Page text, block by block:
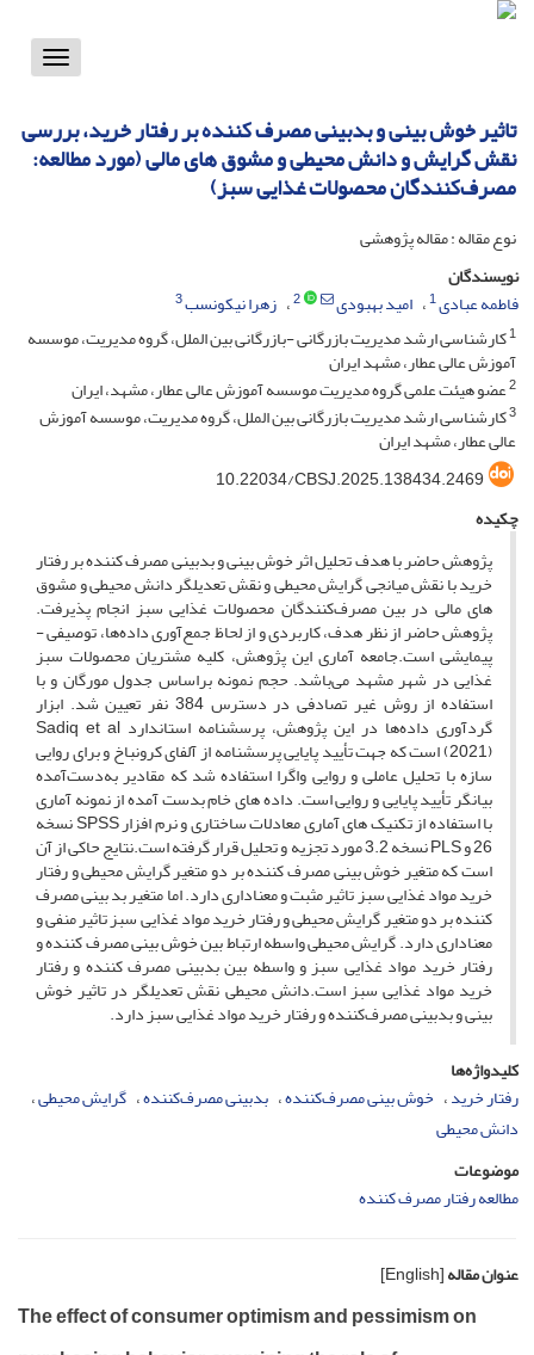
Toggle
تاثیر خوش بینی و بدبینی مصرف کننده بر رفتار خرید، بررسی
نقش گرایش و دانش محیطی و مشوق های مالی (مورد مطالعه:
مصرف‌کنندگان محصولات غذایی سبز)
نوع مقاله : مقاله پژوهشی
نویسندگان
فاطمه عبادی1 امید بهبودی 2 زهرا نیکونسب3
1کارشناسی ارشد مدیریت بازرگانی -بازرگانی بین الملل، گروه مدیریت، موسسه
آموزش عالی عطار، مشهد ایران
2عضو هیئت علمی گروه مدیریت موسسه آموزش عالی عطار، مشهد، ایران
3کارشناسی ارشد مدیریت بازرگانی بین الملل، گروه مدیریت، موسسه آموزش
عالی عطار، مشهد ایران
10.22034/CBSJ.2025.138434.2469
چکیده
پژوهش حاضر با هدف تحلیل اثر خوش بینی و بدبینی مصرف کننده بر رفتار
خرید با نقش میانجی گرایش محیطی و نقش تعدیلگر دانش محیطی و مشوق
های مالی در بین مصرف‌کنندگان محصولات غذایی سبز انجام پذیرفت.
پژوهش حاضر از نظر هدف، کاربردی و از لحاظ جمع‌آوری داده‌ها، توصیفی -
پیمایشی است.جامعه آماری این پژوهش، کلیه مشتریان محصولات سبز
غذایی در شهر مشهد می‌باشد. حجم نمونه براساس جدول مورگان و با
استفاده از روش غیر تصادفی در دسترس 384 نفر تعیین شد. ابزار
گردآوری داده‌ها در این پژوهش، پرسشنامه استاندارد Sadiq et al
(2021) است که جهت تأیید پایایی پرسشنامه از آلفای کرونباخ و برای روایی
سازه با تحلیل عاملی و روایی واگرا استفاده شد که مقادیر به‌دست‌آمده
بیانگر تأیید پایایی و روایی است. داده های خام بدست آمده از نمونه آماری
با استفاده از تکنیک های آماری معادلات ساختاری و نرم افزار SPSS نسخه
26 و PLS نسخه 3.2 مورد تجزیه و تحلیل قرار گرفته است.نتایج حاکی از آن
است که متغیر خوش بینی مصرف کننده بر دو متغیر گرایش محیطی و رفتار
خرید مواد غذایی سبز تاثیر مثبت و معناداری دارد. اما متغیر بد بینی مصرف
کننده بر دو متغیر گرایش محیطی و رفتار خرید مواد غذایی سبز تاثیر منفی و
معناداری دارد. گرایش محیطی واسطه ارتباط بین خوش بینی مصرف کننده و
رفتار خرید مواد غذایی سبز و واسطه بین بدبینی مصرف کننده و رفتار
خرید مواد غذایی سبز است.دانش محیطی نقش تعدیلگر در تاثیر خوش
بینی و بدبینی مصرف‌کننده و رفتار خرید مواد غذایی سبز دارد.
کلیدواژه‌ها
رفتار خرید خوش بینی مصرف‌کننده بدبینی مصرف‌کننده گرایش محیطی
دانش محیطی
موضوعات
مطالعه رفتار مصرف کننده
عنوان مقاله[English]
The effect of consumer optimism and pessimism on